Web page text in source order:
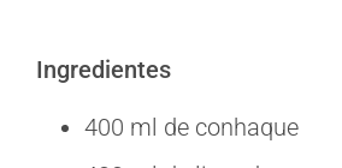
Ingredientes
400 ml de conhaque